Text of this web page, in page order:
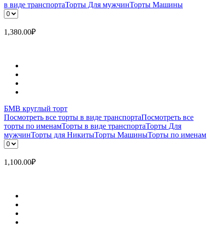
в виде транспортаТорты Для мужчинТорты Машины
1,380.00₽
БМВ круглый торт
Посмотреть все торты в виде транспортаПосмотреть все
торты по именамТорты в виде транспортаТорты Для
мужчинТорты для НикитыТорты МашиныТорты по именам
1,100.00₽